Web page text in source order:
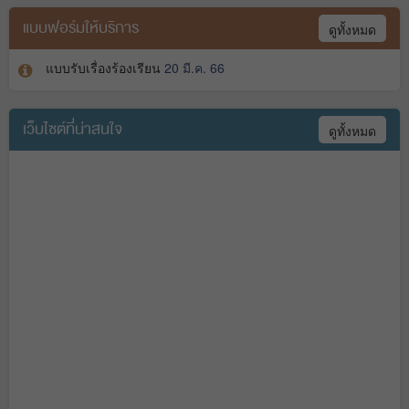
แบบฟอร์มให้บริการ ดูทั้งหมด
แบบรับเรื่องร้องเรียน 20 มี.ค. 66
เว็บไซต์ที่น่าสนใจ ดูทั้งหมด